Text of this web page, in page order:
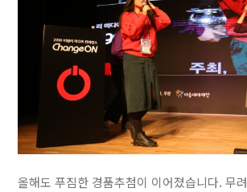
올해도 푸짐한 경품추첨이 이어졌습니다. 무